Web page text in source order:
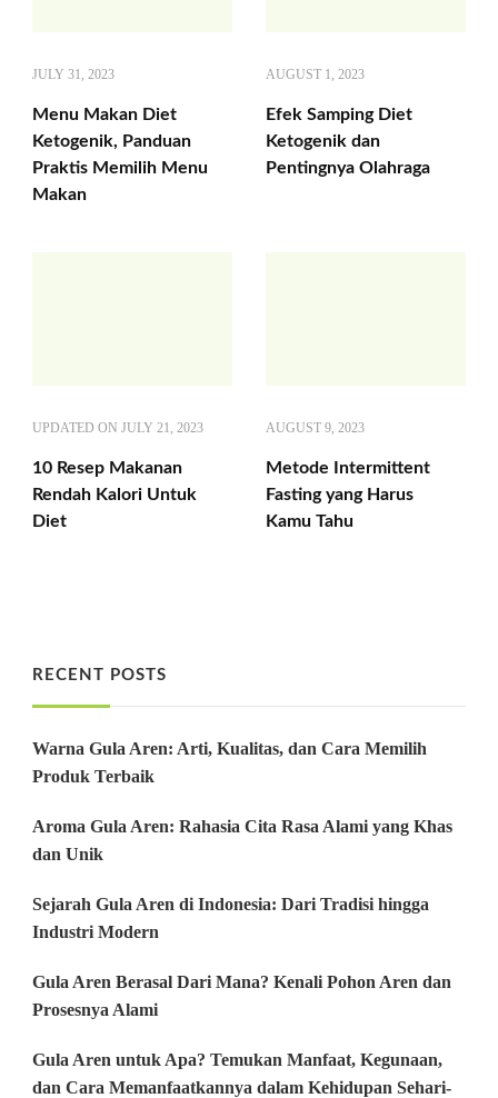
JULY 31, 2023
Menu Makan Diet
Ketogenik, Panduan
Praktis Memilih Menu
Makan
AUGUST 1, 2023
Efek Samping Diet
Ketogenik dan
Pentingnya Olahraga
UPDATED ON JULY 21, 2023
10 Resep Makanan
Rendah Kalori Untuk
Diet
AUGUST 9, 2023
Metode Intermittent
Fasting yang Harus
Kamu Tahu
RECENT POSTS
Warna Gula Aren: Arti, Kualitas, dan Cara Memilih
Produk Terbaik
Aroma Gula Aren: Rahasia Cita Rasa Alami yang Khas
dan Unik
Sejarah Gula Aren di Indonesia: Dari Tradisi hingga
Industri Modern
Gula Aren Berasal Dari Mana? Kenali Pohon Aren dan
Prosesnya Alami
Gula Aren untuk Apa? Temukan Manfaat, Kegunaan,
dan Cara Memanfaatkannya dalam Kehidupan Sehari-